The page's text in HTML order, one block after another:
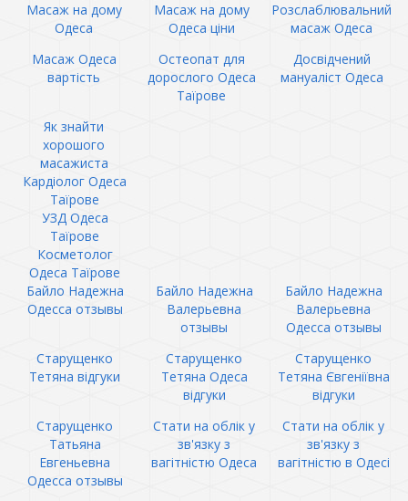
Масаж на дому
Одеса
Масаж на дому
Одеса ціни
Розслаблювальний
масаж Одеса
Масаж Одеса
вартість
Остеопат для
дорослого Одеса
Таїрове
Досвідчений
мануаліст Одеса
Як знайти
хорошого
масажиста
Кардіолог Одеса
Таїрове
УЗД Одеса
Таїрове
Косметолог
Одеса Таїрове
Байло Надежна
Одесса отзывы
Байло Надежна
Валерьевна
отзывы
Байло Надежна
Валерьевна
Одесса отзывы
Старущенко
Тетяна відгуки
Старущенко
Тетяна Одеса
відгуки
Старущенко
Тетяна Євгеніївна
відгуки
Старущенко
Татьяна
Евгеньевна
Одесса отзывы
Стати на облік у
зв'язку з
вагітністю Одеса
Стати на облік у
зв'язку з
вагітністю в Одесі